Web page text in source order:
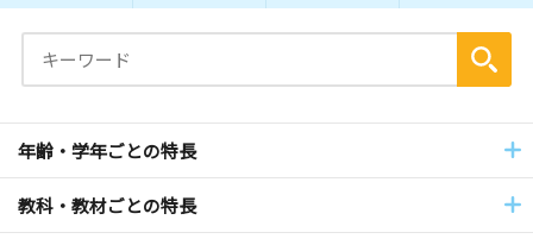
年齢・学年ごとの特長
教科・教材ごとの特長